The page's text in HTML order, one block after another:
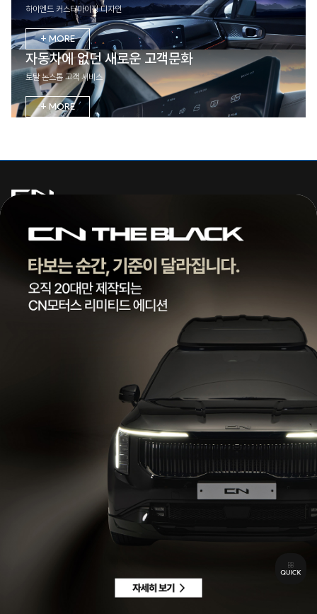
하이엔드 커스터마이징 디자인
+ MORE
자동차에 없던 새로운 고객문화
토탈 논스톱 고객 서비스
+ MORE
주식회사 씨엔모터스
대표 | 조종현
전화 |1855-3966
팩스 | 032-578-3966
통신판매업신고번호 | 제 2022-인천서구-2322호
차량구매상담 | 평일 09:00 ~ 18:00 / 주말 및 공휴일 10:00 ~ 18:00
AS 및 기타상담 | 평일 09:00 ~ 18:00 / 주말 및 공휴일 휴무
이메일수집정보